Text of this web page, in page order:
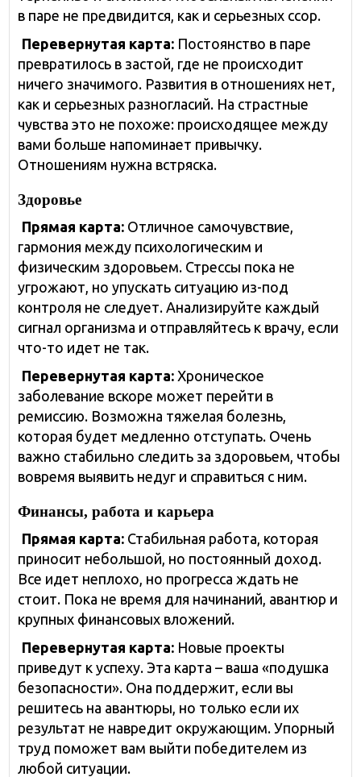
в паре не предвидится, как и серьезных ссор.
Перевернутая карта: Постоянство в паре
превратилось в застой, где не происходит
ничего значимого. Развития в отношениях нет,
как и серьезных разногласий. На страстные
чувства это не похоже: происходящее между
вами больше напоминает привычку.
Отношениям нужна встряска.
Здоровье
Прямая карта: Отличное самочувствие,
гармония между психологическим и
физическим здоровьем. Стрессы пока не
угрожают, но упускать ситуацию из-под
контроля не следует. Анализируйте каждый
сигнал организма и отправляйтесь к врачу, если
что-то идет не так.
Перевернутая карта: Хроническое
заболевание вскоре может перейти в
ремиссию. Возможна тяжелая болезнь,
которая будет медленно отступать. Очень
важно стабильно следить за здоровьем, чтобы
вовремя выявить недуг и справиться с ним.
Финансы, работа и карьера
Прямая карта: Стабильная работа, которая
приносит небольшой, но постоянный доход.
Все идет неплохо, но прогресса ждать не
стоит. Пока не время для начинаний, авантюр и
крупных финансовых вложений.
Перевернутая карта: Новые проекты
приведут к успеху. Эта карта – ваша «подушка
безопасности». Она поддержит, если вы
решитесь на авантюры, но только если их
результат не навредит окружающим. Упорный
труд поможет вам выйти победителем из
любой ситуации.